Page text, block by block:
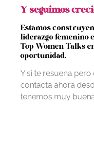
Y seguimos
Estamos
liderazgo femenino
Top Women Talks
oportunidad.
Y si te resuena
contacta ahora
tenemos muy